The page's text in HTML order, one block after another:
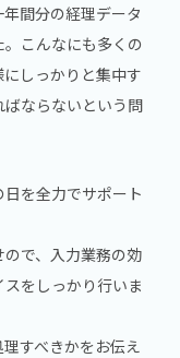
間分の経理データ
こんなにも多くの
しっかりと集中す
ならないという問
を全力でサポート
で、入力業務の効
をしっかり行いま
すべきかをお伝え